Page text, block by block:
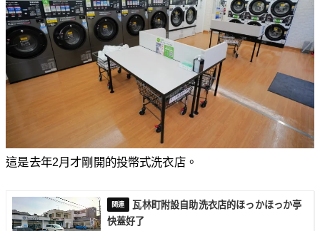
這是去年2月才剛開的投幣式洗衣店。
瓦林町附設自助洗衣店的ほっかほっか亭
快蓋好了